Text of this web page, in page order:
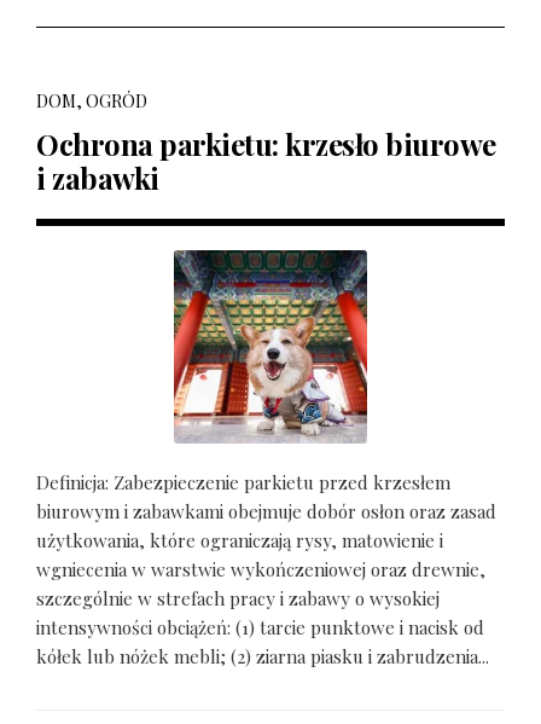
DOM, OGRÓD
Ochrona parkietu: krzesło biurowe
i zabawki
Definicja: Zabezpieczenie parkietu przed krzesłem
biurowym i zabawkami obejmuje dobór osłon oraz zasad
użytkowania, które ograniczają rysy, matowienie i
wgniecenia w warstwie wykończeniowej oraz drewnie,
szczególnie w strefach pracy i zabawy o wysokiej
intensywności obciążeń: (1) tarcie punktowe i nacisk od
kółek lub nóżek mebli; (2) ziarna piasku i zabrudzenia...